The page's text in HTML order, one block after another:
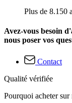
Plus de 8.150
Avez-vous besoin
nous poser vos
Contact
Qualité vérifiée
Pourquoi acheter